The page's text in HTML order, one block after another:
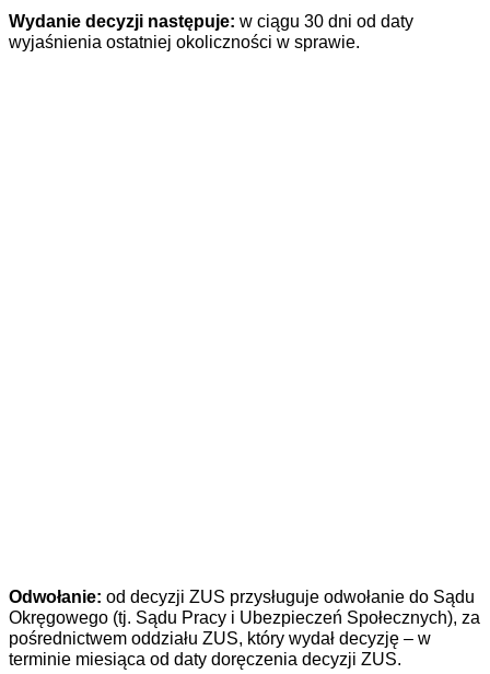
Wydanie decyzji następuje: w ciągu 30 dni od daty
wyjaśnienia ostatniej okoliczności w sprawie.
Odwołanie: od decyzji ZUS przysługuje odwołanie do Sądu
Okręgowego (tj. Sądu Pracy i Ubezpieczeń Społecznych), za
pośrednictwem oddziału ZUS, który wydał decyzję – w
terminie miesiąca od daty doręczenia decyzji ZUS.